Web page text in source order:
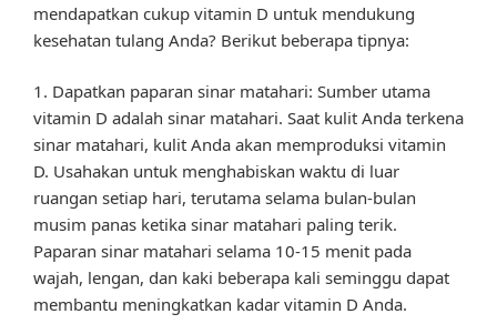
mendapatkan cukup vitamin D untuk mendukung
kesehatan tulang Anda? Berikut beberapa tipnya:
1. Dapatkan paparan sinar matahari: Sumber utama
vitamin D adalah sinar matahari. Saat kulit Anda terkena
sinar matahari, kulit Anda akan memproduksi vitamin
D. Usahakan untuk menghabiskan waktu di luar
ruangan setiap hari, terutama selama bulan-bulan
musim panas ketika sinar matahari paling terik.
Paparan sinar matahari selama 10-15 menit pada
wajah, lengan, dan kaki beberapa kali seminggu dapat
membantu meningkatkan kadar vitamin D Anda.